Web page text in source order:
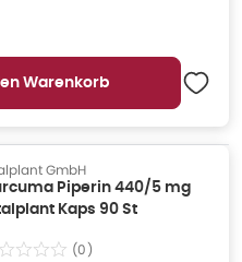
Warenkorb
GmbH
Piperin 440/5 mg
Kaps 90 St
(0)